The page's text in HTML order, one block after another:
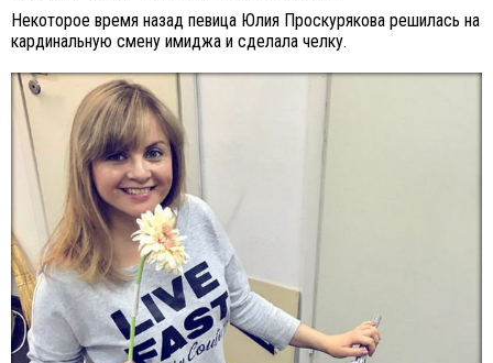
Некоторое время назад певица Юлия Проскурякова решилась на
кардинальную смену имиджа и сделала челку.